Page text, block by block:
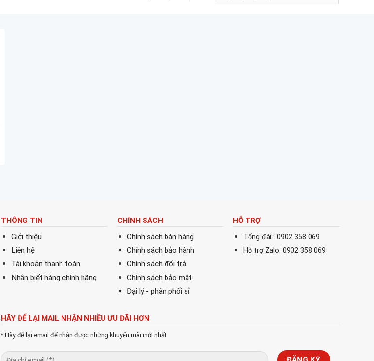
THÔNG TIN
Giới thiệu
Liên hệ
Tài khoản thanh toán
Nhận biết hàng chính hãng
CHÍNH SÁCH
Chính sách bán hàng
Chính sách bảo hành
Chính sách đổi trả
Chính sách bảo mật
Đại lý - phân phối sỉ
HỖ TRỢ
Tổng đài : 0902 358 069
Hỗ trợ Zalo: 0902 358 069
HÃY ĐỂ LẠI MAIL NHẬN NHIỀU ƯU ĐÃI HƠN
* Hãy để lại email để nhận được những khuyến mãi mới nhất